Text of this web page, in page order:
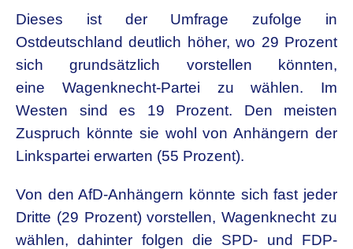
Dieses ist der Umfrage zufolge in
Ostdeutschland deutlich höher, wo 29 Prozent
sich grundsätzlich vorstellen könnten,
eine Wagenknecht-Partei zu wählen. Im
Westen sind es 19 Prozent. Den meisten
Zuspruch könnte sie wohl von Anhängern der
Linkspartei erwarten (55 Prozent).
Von den AfD-Anhängern könnte sich fast jeder
Dritte (29 Prozent) vorstellen, Wagenknecht zu
wählen, dahinter folgen die SPD- und FDP-